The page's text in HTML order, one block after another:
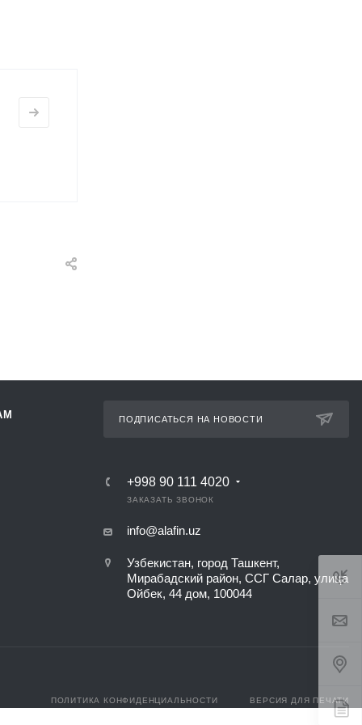
ПОДПИСАТЬСЯ НА НОВОСТИ
+998 90 111 4020
ЗАКАЗАТЬ ЗВОНОК
info@alafin.uz
Узбекистан, город Ташкент,
Мирабадский район, ССГ Салар, улица
Ойбек, 44 дом, 100044
ВЕРСИЯ ДЛЯ ПЕЧАТИ
ПОЛИТИКА КОНФИДЕНЦИАЛЬНОСТИ